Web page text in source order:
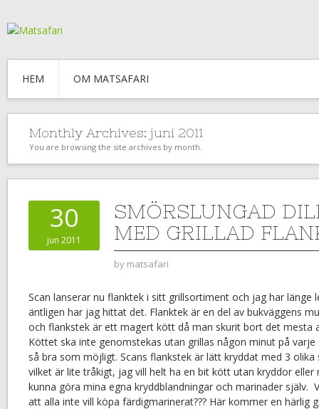
HEM OM MATSAFARI
Monthly Archives: juni 2011
You are browsing the site archives by month.
30
jun 2011
SMÖRSLUNGAD
MED GRILLAD
by matsafari
Scan lanserar nu flanktek i sitt grillsortiment och jag har länge
äntligen har jag hittat det. Flanktek är en del av bukväggens
och flankstek är ett magert kött då man skurit bort det mesta
Köttet ska inte genomstekas utan grillas någon minut på
så bra som möjligt. Scans flankstek är lätt kryddat med 3
vilket är lite tråkigt, jag vill helt ha en bit kött utan kryddor
kunna göra mina egna kryddblandningar och marinader själv.
att alla inte vill köpa färdigmarinerat??? Här kommer en härlig